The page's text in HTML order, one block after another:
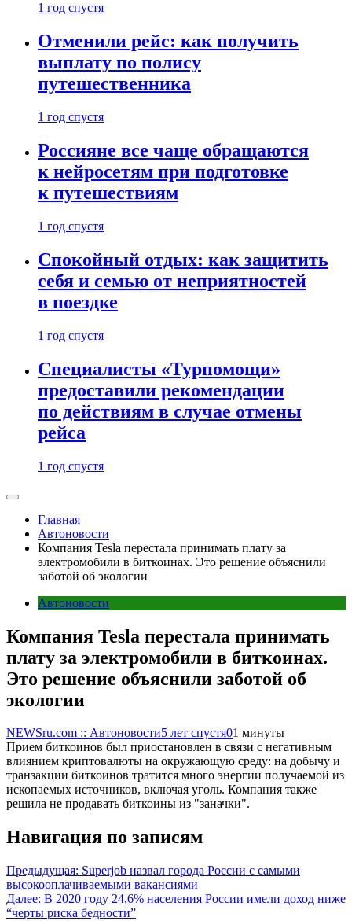
1 год спустя
Отменили рейс: как получить
выплату по полису
путешественника
1 год спустя
Россияне все чаще обращаются
к нейросетям при подготовке
к путешествиям
1 год спустя
Спокойный отдых: как защитить
себя и семью от неприятностей
в поездке
1 год спустя
Специалисты «Турпомощи»
предоставили рекомендации
по действиям в случае отмены
рейса
1 год спустя
Главная
Автоновости
Компания Tesla перестала принимать плату за
электромобили в биткоинах. Это решение объяснили
заботой об экологии
Автоновости
Компания Tesla перестала принимать
плату за электромобили в биткоинах.
Это решение объяснили заботой об
экологии
NEWSru.com :: Автоновости5 лет спустя01 минуты
Прием биткоинов был приостановлен в связи с негативным
влиянием криптовалюты на окружающую среду: на добычу и
транзакции биткоинов тратится много энергии получаемой из
ископаемых источников, включая уголь. Компания также
решила не продавать биткоины из "заначки".
Навигация по записям
Предыдущая: Superjob назвал города России с самыми
высокооплачиваемыми вакансиями
Далее: В 2020 году 24,6% населения России имели доход ниже
“черты риска бедности”